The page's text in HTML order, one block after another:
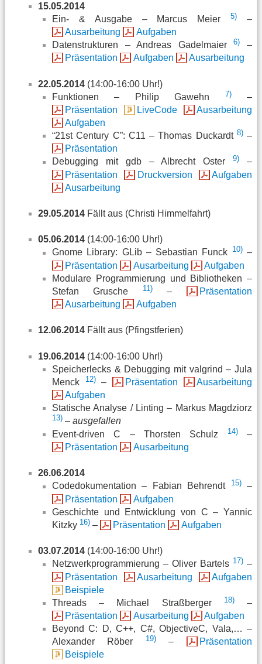
15.05.2014
Ein- & Ausgabe – Marcus Meier5) –
Ausarbeitung
Aufgaben
Datenstrukturen – Andreas Gadelmaier6) –
Präsentation
Aufgaben Ausarbeitung
22.05.2014 (14:00-16:00 Uhr!)
Funktionen – Philip Gawehn 7)–
Präsentation
LiveCode
Ausarbeitung
Aufgaben
“21st Century C”: C11 – Thomas Duckardt 8)–
Präsentation
Debugging mit gdb – Albrecht Oster 9) –
Präsentation
Druckversion
Aufgaben
Ausarbeitung
29.05.2014 Fällt aus (Christi Himmelfahrt)
05.06.2014 (14:00-16:00 Uhr!)
Gnome Library: GLib – Sebastian Funck 10)–
Präsentation
Ausarbeitung
Aufgaben
Modulare Programmierung und Bibliotheken –
Stefan Grusche
11)–
Präsentation
Ausarbeitung
Aufgaben
12.06.2014 Fällt aus (Pfingstferien)
19.06.2014 (14:00-16:00 Uhr!)
Speicherlecks & Debugging mit valgrind – Jula
Menck
12)– Präsentation
Ausarbeitung
Aufgaben
Statische Analyse / Linting – Markus Magdziorz
13) – ausgefallen
Event-driven C – Thorsten Schulz
14)–
Präsentation
Ausarbeitung
26.06.2014
Codedokumentation – Fabian Behrendt
15)–
Präsentation
Aufgaben
Geschichte und Entwicklung von C – Yannic
Kitzky 16) – Präsentation Aufgaben
03.07.2014 (14:00-16:00 Uhr!)
Netzwerkprogrammierung – Oliver Bartels 17) –
Präsentation
Ausarbeitung
Aufgaben
Beispiele
Threads – Michael Straßberger
18)–
Präsentation
Ausarbeitung
Aufgaben
Beyond C: D, C++, C#, ObjectiveC, Vala,… –
Alexander Röber
19)–
Präsentation
Beispiele